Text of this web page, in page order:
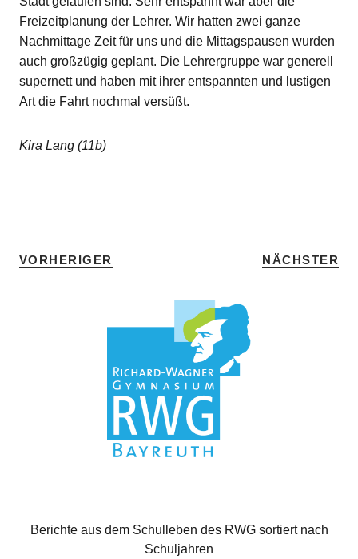
Freizeitplanung der Lehrer. Wir hatten zwei ganze
Nachmittage Zeit für uns und die Mittagspausen wurden
auch großzügig geplant. Die Lehrergruppe war generell
supernett und haben mit ihrer entspannten und lustigen
Art die Fahrt nochmal versüßt.
Kira Lang (11b)
VORHERIGER NÄCHSTER
Berichte aus dem Schulleben des RWG sortiert nach
Schuljahren